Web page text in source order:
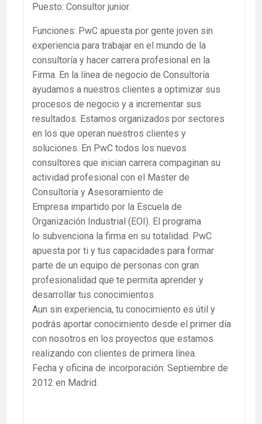
Puesto: Consultor junior.
Funciones: PwC apuesta por gente joven sin
experiencia para trabajar en el mundo de la
consultoría y hacer carrera profesional en la
Firma. En la línea de negocio de Consultoría
ayudamos a nuestros clientes a optimizar sus
procesos de negocio y a incrementar sus
resultados. Estamos organizados por sectores
en los que operan nuestros clientes y
soluciones. En PwC todos los nuevos
consultores que inician carrera compaginan su
actividad profesional con el Master de
Consultoría y Asesoramiento de
Empresa impartido por la Escuela de
Organización Industrial (EOI). El programa
lo subvenciona la firma en su totalidad. PwC
apuesta por ti y tus capacidades para formar
parte de un equipo de personas con gran
profesionalidad que te permita aprender y
desarrollar tus conocimientos.
Aun sin experiencia, tu conocimiento es útil y
podrás aportar conocimiento desde el primer día
con nosotros en los proyectos que estamos
realizando con clientes de primera línea.
Fecha y oficina de incorporación: Septiembre de
2012 en Madrid.